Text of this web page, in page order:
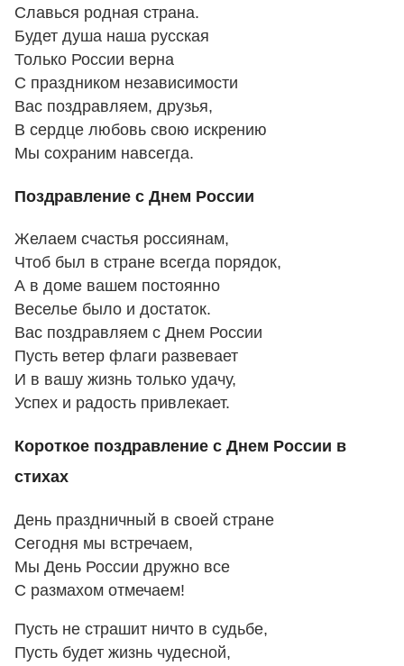
Славься родная страна.
Будет душа наша русская
Только России верна
С праздником независимости
Вас поздравляем, друзья,
В сердце любовь свою искрению
Мы сохраним навсегда.
Поздравление с Днем России
Желаем счастья россиянам,
Чтоб был в стране всегда порядок,
А в доме вашем постоянно
Веселье было и достаток.
Вас поздравляем с Днем России
Пусть ветер флаги развевает
И в вашу жизнь только удачу,
Успех и радость привлекает.
Короткое поздравление с Днем России в
стихах
День праздничный в своей стране
Сегодня мы встречаем,
Мы День России дружно все
С размахом отмечаем!
Пусть не страшит ничто в судьбе,
Пусть будет жизнь чудесной,